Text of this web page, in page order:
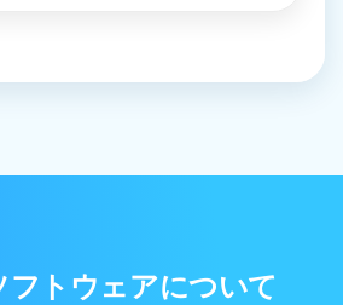
フトウェアについて